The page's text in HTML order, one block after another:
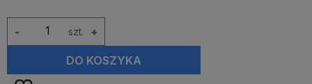
szt. +
-
DO KOSZYKA